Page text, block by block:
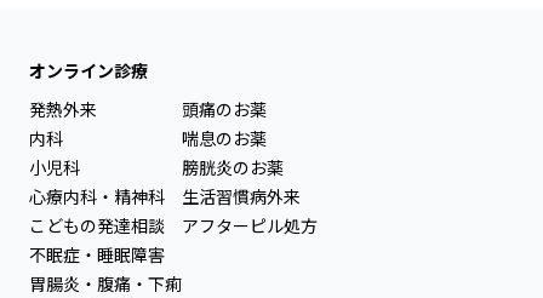
オンライン診療
発熱外来
内科
小児科
心療内科・精神科
こどもの発達相談
不眠症・睡眠障害
胃腸炎・腹痛・下痢
頭痛のお薬
喘息のお薬
膀胱炎のお薬
生活習慣病外来
アフターピル処方